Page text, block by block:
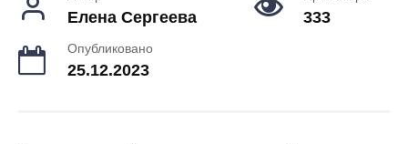
Елена Сергеева 333
Опубликовано
25.12.2023